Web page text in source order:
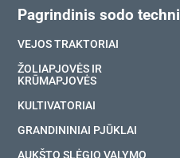
Pagrindinis sodo
VEJOS TRAKTORIAI
ŽOLIAPJOVĖS IR
KRŪMAPJOVĖS
KULTIVATORIAI
GRANDININIAI PJŪKLAI
AUKŠTO SLĖGIO VALYMO